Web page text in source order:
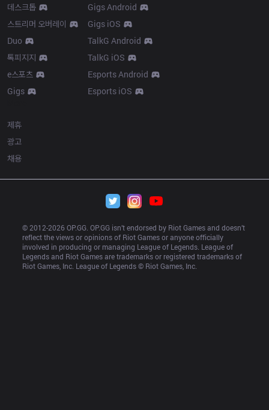
데스크톱
스트리머 오버레이
Duo
톡피지지
e스포츠
Gigs
Gigs Android
Gigs iOS
TalkG Android
TalkG iOS
Esports Android
Esports iOS
제휴
광고
채용
© 2012-2026 OP.GG. OP.GG isn’t endorsed by Riot Games and doesn’t
reflect the views or opinions of Riot Games or anyone officially
involved in producing or managing League of Legends. League of
Legends and Riot Games are trademarks or registered trademarks of
Riot Games, Inc. League of Legends © Riot Games, Inc.